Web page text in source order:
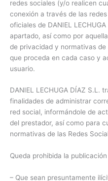
redes sociales (y/o realicen
conexión a través de las
oficiales de DANIEL
apartado, así como por
de privacidad y normativas
que proceda en cada caso y
usuario.
DANIEL LECHUGA DÍAZ S.L.
finalidades de administrar
red social, informándole de
del prestador, así como para
normativas de las Redes
Queda prohibida la
– Que sean presuntamente